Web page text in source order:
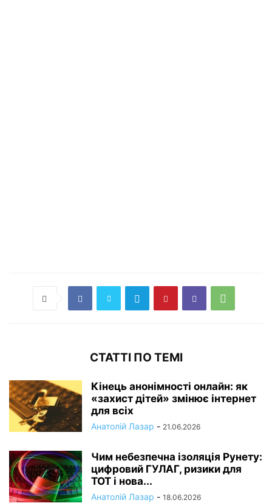
СТАТТІ ПО ТЕМІ
Кінець анонімності онлайн: як
«захист дітей» змінює інтернет
для всіх
Анатолій Лазар - 21.06.2026
Чим небезпечна ізоляція Рунету:
цифровий ГУЛАГ, ризики для
ТОТ і нова...
Анатолій Лазар - 18.06.2026